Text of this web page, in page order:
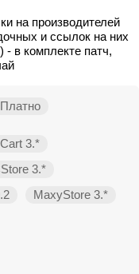
на производителей
и ссылок на них
- в комплекте патч,
Платно
3.*
3.*
MaxyStore 3.*